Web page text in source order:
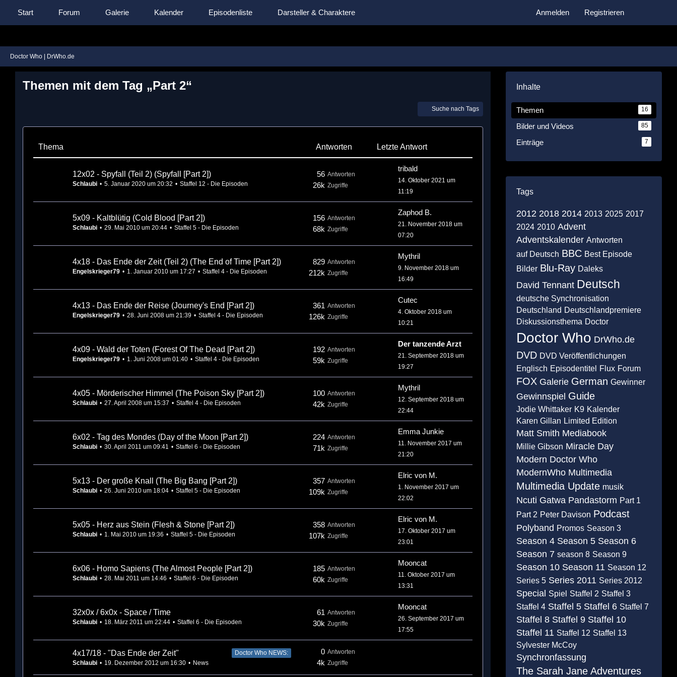
Start Forum Galerie Kalender Episodenliste Darsteller & Charaktere Anmelden Registrieren
Doctor Who | DrWho.de
Themen mit dem Tag „Part 2“
Suche nach Tags
Thema Antworten Letzte Antwort
12x02 - Spyfall (Teil 2) (Spyfall [Part 2])
Schlaubi 5. Januar 2020 um 20:32 Staffel 12 - Die Episoden
Antworten
56
Zugriffe
26k
tribald
14. Oktober 2021 um
11:19
5x09 - Kaltblütig (Cold Blood [Part 2])
Schlaubi 29. Mai 2010 um 20:44 Staffel 5 - Die Episoden
Antworten
156
Zugriffe
68k
Zaphod B.
21. November 2018 um
07:20
4x18 - Das Ende der Zeit (Teil 2) (The End of Time [Part 2])
Engelskrieger79 1. Januar 2010 um 17:27 Staffel 4 - Die Episoden
Antworten
829
Zugriffe
212k
Mythril
9. November 2018 um
16:49
4x13 - Das Ende der Reise (Journey's End [Part 2])
Engelskrieger79 28. Juni 2008 um 21:39 Staffel 4 - Die Episoden
Antworten
361
Zugriffe
126k
Cutec
4. Oktober 2018 um
10:21
4x09 - Wald der Toten (Forest Of The Dead [Part 2])
Engelskrieger79 1. Juni 2008 um 01:40 Staffel 4 - Die Episoden
Antworten
192
Zugriffe
59k
Der tanzende Arzt
21. September 2018 um
19:27
4x05 - Mörderischer Himmel (The Poison Sky [Part 2])
Schlaubi 27. April 2008 um 15:37 Staffel 4 - Die Episoden
Antworten
100
Zugriffe
42k
Mythril
12. September 2018 um
22:44
6x02 - Tag des Mondes (Day of the Moon [Part 2])
Schlaubi 30. April 2011 um 09:41 Staffel 6 - Die Episoden
Antworten
224
Zugriffe
71k
Emma Junkie
11. November 2017 um
21:20
5x13 - Der große Knall (The Big Bang [Part 2])
Schlaubi 26. Juni 2010 um 18:04 Staffel 5 - Die Episoden
Antworten
357
Zugriffe
109k
Elric von M.
1. November 2017 um
22:02
5x05 - Herz aus Stein (Flesh & Stone [Part 2])
Schlaubi 1. Mai 2010 um 19:36 Staffel 5 - Die Episoden
Antworten
358
Zugriffe
107k
Elric von M.
17. Oktober 2017 um
23:01
6x06 - Homo Sapiens (The Almost People [Part 2])
Schlaubi 28. Mai 2011 um 14:46 Staffel 6 - Die Episoden
Antworten
185
Zugriffe
60k
Mooncat
11. Oktober 2017 um
13:31
32x0x / 6x0x - Space / Time
Schlaubi 18. März 2011 um 22:44 Staffel 6 - Die Episoden
Antworten
61
Zugriffe
30k
Mooncat
26. September 2017 um
17:55
Doctor Who NEWS:
4x17/18 - "Das Ende der Zeit"
Schlaubi 19. Dezember 2012 um 16:30 News
Antworten
0
Zugriffe
4k
Inhalte
Themen 16
Bilder und Videos 85
Einträge 7
Tags
2012 2018 2014 2013 2025 2017
2024 2010 Advent
Adventskalender Antworten
auf Deutsch BBC Best Episode
Bilder Blu-Ray Daleks
David Tennant Deutsch
deutsche Synchronisation
Deutschland Deutschlandpremiere
Diskussionsthema Doctor
Doctor Who DrWho.de
DVD DVD Veröffentlichungen
Englisch Episodentitel Flux Forum
FOX Galerie German Gewinner
Gewinnspiel Guide
Jodie Whittaker K9 Kalender
Karen Gillan Limited Edition
Matt Smith Mediabook
Millie Gibson Miracle Day
Modern Doctor Who
ModernWho Multimedia
Multimedia Update musik
Ncuti Gatwa Pandastorm Part 1
Part 2 Peter Davison Podcast
Polyband Promos Season 3
Season 4 Season 5 Season 6
Season 7 season 8 Season 9
Season 10 Season 11 Season 12
Series 5 Series 2011 Series 2012
Special Spiel Staffel 2 Staffel 3
Staffel 4 Staffel 5 Staffel 6 Staffel 7
Staffel 8 Staffel 9 Staffel 10
Staffel 11 Staffel 12 Staffel 13
Sylvester McCoy
Synchronfassung
The Sarah Jane Adventures